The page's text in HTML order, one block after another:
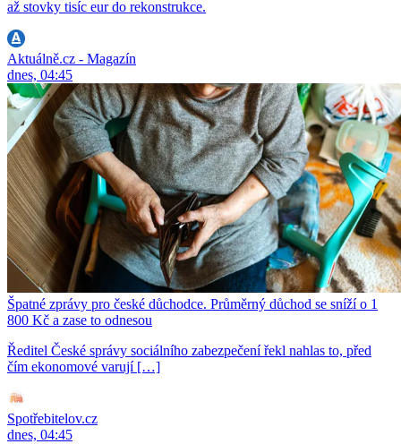
až stovky tisíc eur do rekonstrukce.
Aktuálně.cz - Magazín
dnes, 04:45
Špatné zprávy pro české důchodce. Průměrný důchod se sníží o 1
800 Kč a zase to odnesou
Ředitel České správy sociálního zabezpečení řekl nahlas to, před
čím ekonomové varují […]
Spotřebitelov.cz
dnes, 04:45